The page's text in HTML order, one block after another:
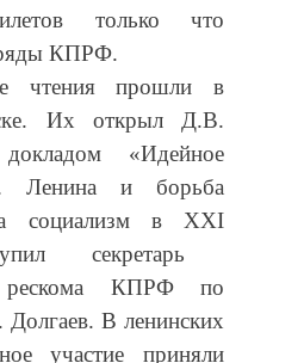
только что
КПРФ.
чтения прошли в
Их открыл Д.В.
«Идейное
Ленина и борьба
социализм в XXI
секретарь
рескома КПРФ по
В ленинских
участие приняли